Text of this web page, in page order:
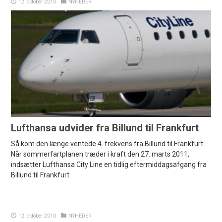
12. oktober 2010 NYHEDER
Lufthansa udvider fra Billund til Frankfurt
Så kom den længe ventede 4. frekvens fra Billund til Frankfurt.
Når sommerfartplanen træder i kraft den 27. marts 2011,
indsætter Lufthansa City Line en tidlig eftermiddagsafgang fra
Billund til Frankfurt.
12. oktober 2010 NYHEDER